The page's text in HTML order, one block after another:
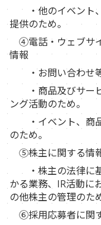
・他のイベント、
提供のため。
④電話・ウェブサ
情報
・お問い合わせ等
・商品及びサービ
ング活動のため。
・イベント、商品
のため。
⑤株主に関する情
・株主の法律に基
かる業務、IR活動に
の他株主の管理のた
⑥採用応募者に関